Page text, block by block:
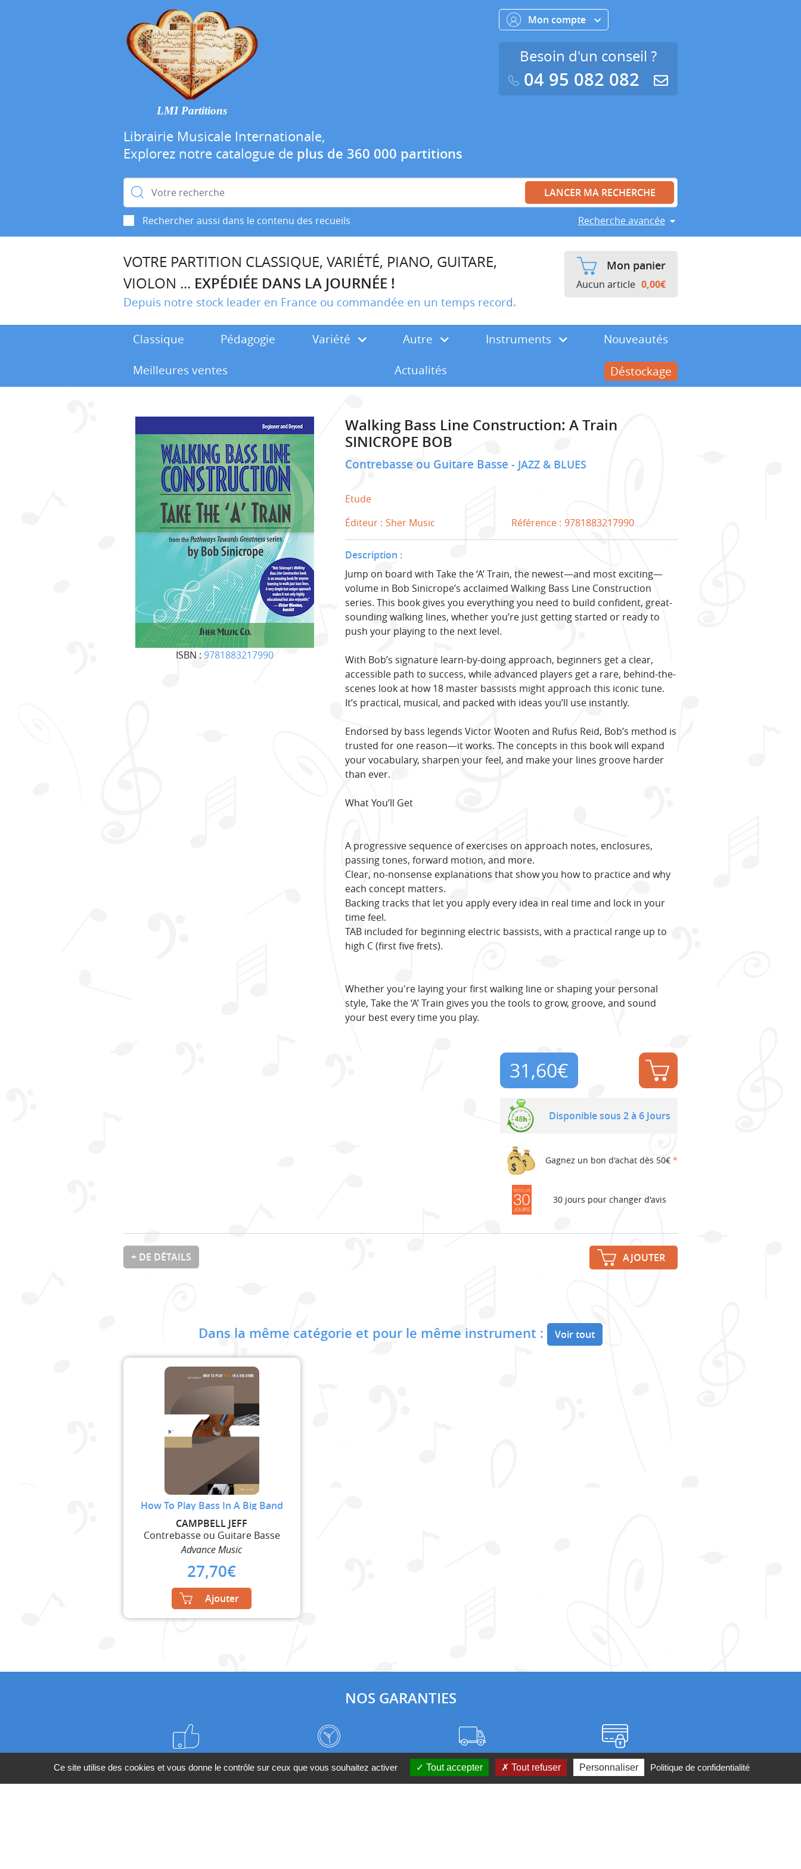
LMI Partitions
Librairie Musicale Internationale,
Explorez notre catalogue de plus de 360 000 partitions
Rechercher :
Rechercher aussi dans le contenu des recueils Recherche avancée
Mon compte
Besoin d'un conseil ?
04 95 082 082
VOTRE PARTITION CLASSIQUE, VARIÉTÉ, PIANO, GUITARE,
VIOLON ... EXPÉDIÉE DANS LA JOURNÉE !
Depuis notre stock leader en France ou commandée en un temps record.
Mon panier
Aucun article 0,00€
Classique Pédagogie Variété Autre Instruments
Nouveautés
Meilleures ventes
Actualités Déstockage
ISBN : 9781883217990
Walking Bass Line Construction: A Train
SINICROPE BOB
Contrebasse ou Guitare Basse JAZZ & BLUES
Etude
Éditeur : Sher Music Référence : 9781883217990
Description :
Jump on board with Take the ‘A’ Train, the newest—and most exciting—
volume in Bob Sinicrope’s acclaimed Walking Bass Line Construction
series. This book gives you everything you need to build confident, great-
sounding walking lines, whether you’re just getting started or ready to
push your playing to the next level.
With Bob’s signature learn-by-doing approach, beginners get a clear,
accessible path to success, while advanced players get a rare, behind-the-
scenes look at how 18 master bassists might approach this iconic tune.
It’s practical, musical, and packed with ideas you’ll use instantly.
Endorsed by bass legends Victor Wooten and Rufus Reid, Bob’s method is
trusted for one reason—it works. The concepts in this book will expand
your vocabulary, sharpen your feel, and make your lines groove harder
than ever.
What You’ll Get
A progressive sequence of exercises on approach notes, enclosures,
passing tones, forward motion, and more.
Clear, no-nonsense explanations that show you how to practice and why
each concept matters.
Backing tracks that let you apply every idea in real time and lock in your
time feel.
TAB included for beginning electric bassists, with a practical range up to
high C (first five frets).
Whether you're laying your first walking line or shaping your personal
style, Take the ‘A’ Train gives you the tools to grow, groove, and sound
your best every time you play.
31,60€
Disponible sous 2 à 6 Jours
Gagnez un bon d'achat dès 50€ *
30 jours pour changer d'avis
+ DE DÉTAILS AJOUTER
Dans la même catégorie et pour le même instrument : Voir tout
How To Play Bass In A Big Band
CAMPBELL JEFF
Contrebasse ou Guitare Basse
Advance Music
27,70€
Ajouter
NOS GARANTIES
Meilleurs prix du web Frais de port à prix coûtant Paiement sécurisé
Ce site utilise des cookies et vous donne le contrôle sur ceux que vous souhaitez activer Tout accepter Tout refuser Personnaliser Politique de confidentialité